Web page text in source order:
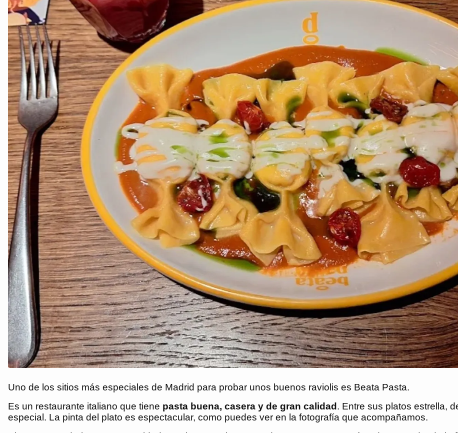
Uno de los sitios más especiales de Madrid para probar unos buenos raviolis es Beata Pasta.
Es un restaurante italiano que tiene pasta buena, casera y de gran calidad . Entre sus platos estrella,
especial. La pinta del plato es espectacular, como puedes ver en la fotografía que acompañamos.